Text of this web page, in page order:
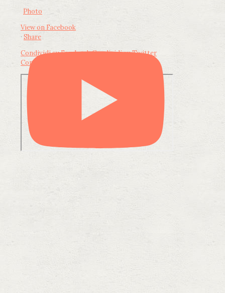
Photo
View on Facebook
· Share
Condividi su FacebookCondividi su Twitter
Condividi su LinkedIn